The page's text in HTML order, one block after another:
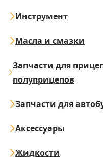
Инструмент
Масла и смазки
Запчасти для
полуприцепов
Запчасти для
Аксессуары
Жидкости